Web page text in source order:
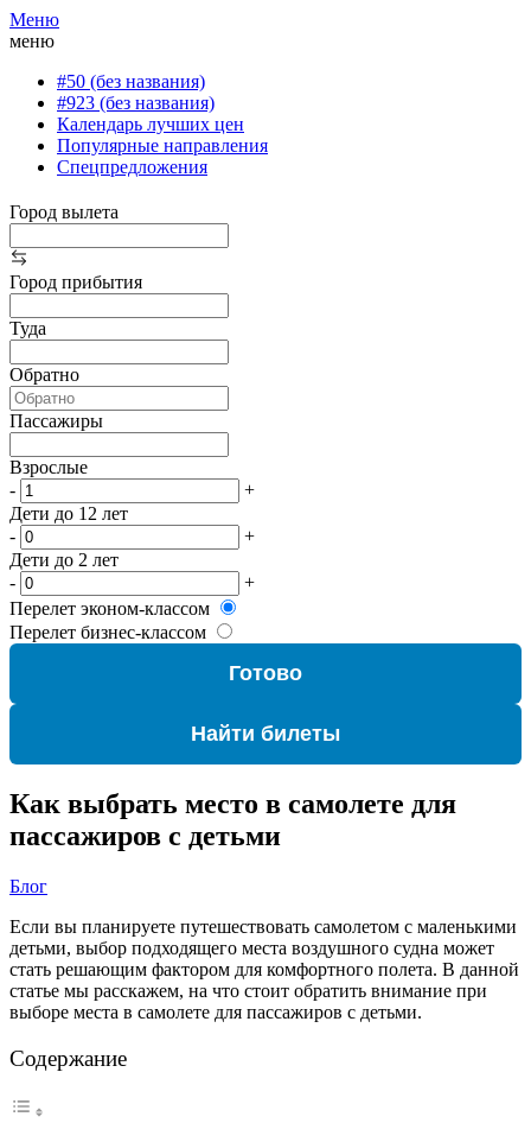
Меню
меню
#50 (без названия)
#923 (без названия)
Календарь лучших цен
Популярные направления
Спецпредложения
Город вылета
Город прибытия
Туда
Обратно
Пассажиры
Взрослые
-
+
Дети до 12 лет
-
+
Дети до 2 лет
-
+
Перелет эконом-классом
Перелет бизнес-классом
Готово
Найти билеты
Как выбрать место в самолете для
пассажиров с детьми
Блог
Если вы планируете путешествовать самолетом с маленькими
детьми, выбор подходящего места воздушного судна может
стать решающим фактором для комфортного полета. В данной
статье мы расскажем, на что стоит обратить внимание при
выборе места в самолете для пассажиров с детьми.
Содержание